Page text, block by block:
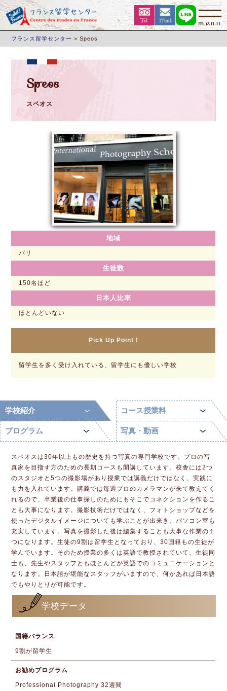
フランス留学センター >Speos
Speos
スペオス
地域
パリ
生徒数
150名ほど
日本人比率
ほとんどいない
Pick Up Point !
留学生を多く受け入れている、留学生にも優しい学校
学校紹介 コース授業料
プログラム 写真・動画
スペオスは30年以上もの歴史を持つ写真の専門学校です。プロの写
真家を目指す方のための長期コースも開講しています。校舎には2つ
のスタジオと5つの撮影場があり授業では講義だけではなく、実践に
も力を入れています。講義では毎週プロのカメラマンが来て教えてく
れるので、卒業後の仕事探しのためにもそこでコネクションを作るこ
とも大事になります。撮影技術だけではなく、フォトショップなどを
使ったデジタルイメージについても学ぶことが出来き、パソコン室も
充実しています。写真を撮影した後は編集することも大事な作業の１
つになります。生徒の9割は留学生となっており、30国籍もの生徒が
学んでいます。そのため授業の多くは英語で教授されていて、生徒同
士も、先生やスタッフともほとんどが英語でのコミュニケーションと
なります。日本語が堪能なスタッフがいますので、何かあれば日本語
でもやりとりが可能です。
学校データ
国籍バランス
9割が留学生
お勧めプログラム
Professional Photography 32週間